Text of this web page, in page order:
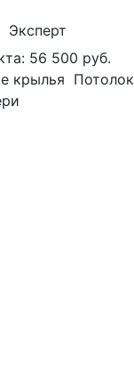
Эксперт
56 500 руб.
крылья Потолок